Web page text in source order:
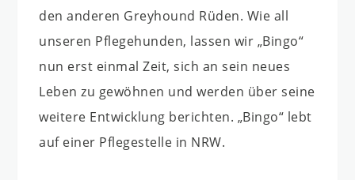
den anderen Greyhound Rüden. Wie all
unseren Pflegehunden, lassen wir „Bingo“
nun erst einmal Zeit, sich an sein neues
Leben zu gewöhnen und werden über seine
weitere Entwicklung berichten. „Bingo“ lebt
auf einer Pflegestelle in NRW.